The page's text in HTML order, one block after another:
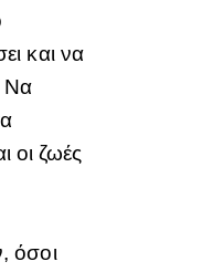
και να
Να
οι ζωές
όσοι